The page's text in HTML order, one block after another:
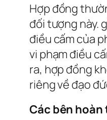
Hợp đồng
đối tượng này.
điều cấm của
vi phạm điều
ra, hợp đồng
riêng về đạo
Các bên